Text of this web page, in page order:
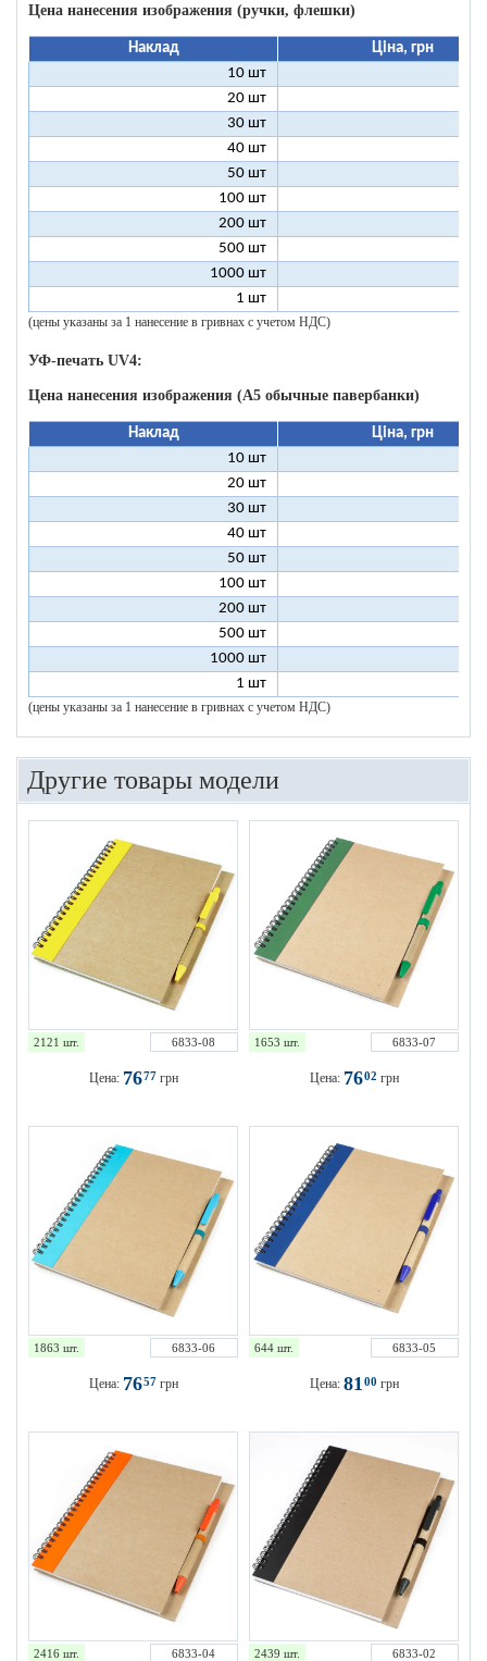
Цена нанесения изображения (ручки, флешки)
Наклад
Ціна, грн
10 шт
20 шт
30 шт
40 шт
50 шт
100 шт
200 шт
500 шт
1000 шт
1 шт
(цены указаны за 1 нанесение в гривнах с учетом НДС)
УФ-печать UV4:
Цена нанесения изображения (А5 обычные павербанки)
Наклад
Ціна, грн
10 шт
20 шт
30 шт
40 шт
50 шт
100 шт
200 шт
500 шт
1000 шт
1 шт
(цены указаны за 1 нанесение в гривнах с учетом НДС)
Другие товары модели
2121 шт. 6833-08
Цена: 7677 грн
1653 шт. 6833-07
Цена: 7602 грн
1863 шт. 6833-06
Цена: 7657 грн
644 шт. 6833-05
Цена: 8100 грн
2416 шт. 6833-04 2439 шт. 6833-02